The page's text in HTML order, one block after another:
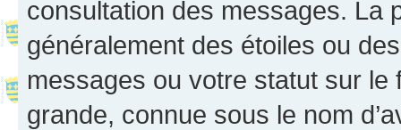
consultation des messages. La
généralement des étoiles ou
messages ou votre statut sur
grande, connue sous le nom